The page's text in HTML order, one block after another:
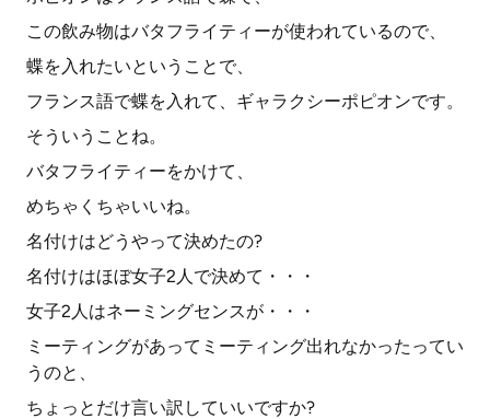
この飲み物はバタフライティーが使われているので、
蝶を入れたいということで、
フランス語で蝶を入れて、ギャラクシーポピオンです。
そういうことね。
バタフライティーをかけて、
めちゃくちゃいいね。
名付けはどうやって決めたの?
名付けはほぼ女子2人で決めて・・・
女子2人はネーミングセンスが・・・
ミーティングがあってミーティング出れなかったってい
うのと、
ちょっとだけ言い訳していいですか?